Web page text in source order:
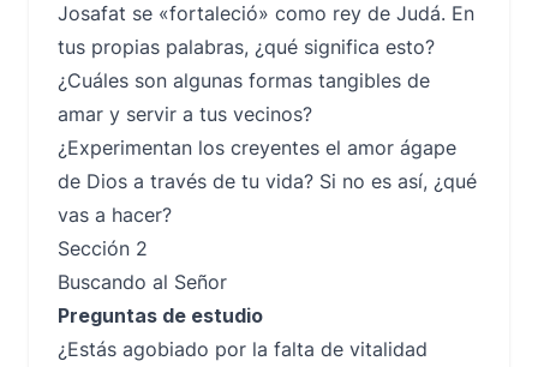
Josafat se «fortaleció» como rey de Judá. En
tus propias palabras, ¿qué significa esto?
¿Cuáles son algunas formas tangibles de
amar y servir a tus vecinos?
¿Experimentan los creyentes el amor ágape
de Dios a través de tu vida? Si no es así, ¿qué
vas a hacer?
Sección 2
Buscando al Señor
Preguntas de estudio
¿Estás agobiado por la falta de vitalidad